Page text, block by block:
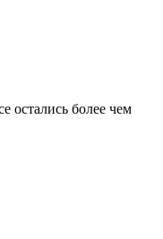
остались более чем